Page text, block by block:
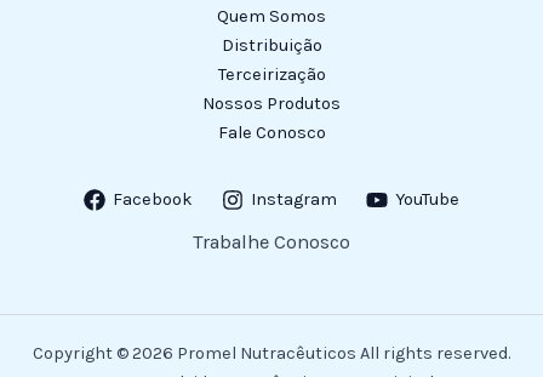
Quem Somos
Distribuição
Terceirização
Nossos Produtos
Fale Conosco
Facebook Instagram YouTube
Trabalhe Conosco
Copyright © 2026 Promel Nutracêuticos All rights reserved.